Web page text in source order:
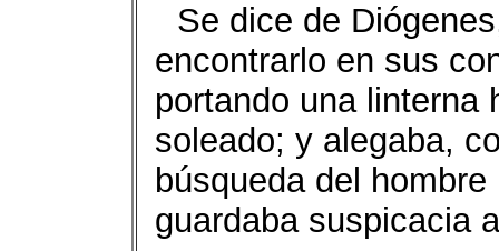
Se dice de
encontrarlo en sus
portando una linterna
soleado; y alegaba,
búsqueda del
guardaba suspicacia